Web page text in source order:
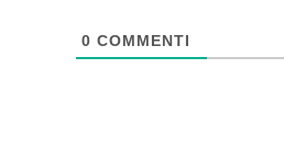
0 COMMENTI